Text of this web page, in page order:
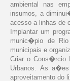
ambiental nas
insumos, a
acesso a linhas de
Implantar um
munic�pio de
municipais e
Criar o Cons�rcio
Urbanos. As
aproveitamento do